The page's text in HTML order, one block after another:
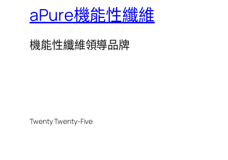
aPure機能性纖維
機能性纖維領導品牌
Twenty Twenty-Five